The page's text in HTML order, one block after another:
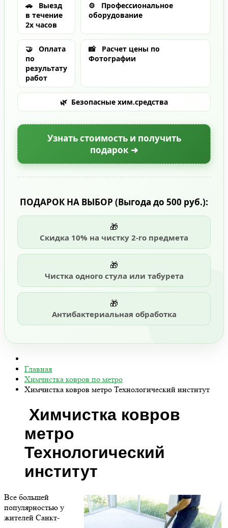
🚗
Выезд
в течение
2х часов
⚙️
Профессиональное
оборудование
🤝
Оплата
по
результату
работ
📸
Расчет цены по
Фотографии
🌿 Безопасные хим.средства
Узнать стоимость и получить
подарок ➔
ПОДАРОК НА ВЫБОР (Выгода до 500 руб.):
🎁
Скидка 10% на чистку 2-го предмета
🎁
Чистка одного стула или табурета
🎁
Антибактериальная обработка
Главная
Химчистка ковров по метро
Химчистка ковров метро Технологический институт
Химчистка ковров
метро
Технологический
институт
Все большей
популярностью у
жителей Санкт-